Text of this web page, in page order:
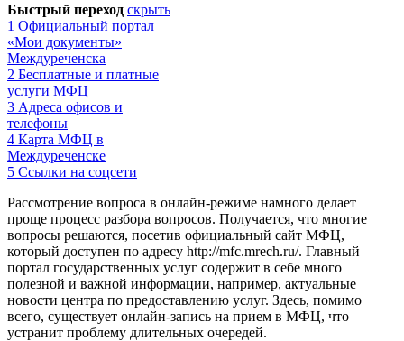
Быстрый переход скрыть
1 Официальный портал
«Мои документы»
Междуреченска
2 Бесплатные и платные
услуги МФЦ
3 Адреса офисов и
телефоны
4 Карта МФЦ в
Междуреченске
5 Ссылки на соцсети
Рассмотрение вопроса в онлайн-режиме намного делает
проще процесс разбора вопросов. Получается, что многие
вопросы решаются, посетив официальный сайт МФЦ,
который доступен по адресу http://mfc.mrech.ru/. Главный
портал государственных услуг содержит в себе много
полезной и важной информации, например, актуальные
новости центра по предоставлению услуг. Здесь, помимо
всего, существует онлайн-запись на прием в МФЦ, что
устранит проблему длительных очередей.